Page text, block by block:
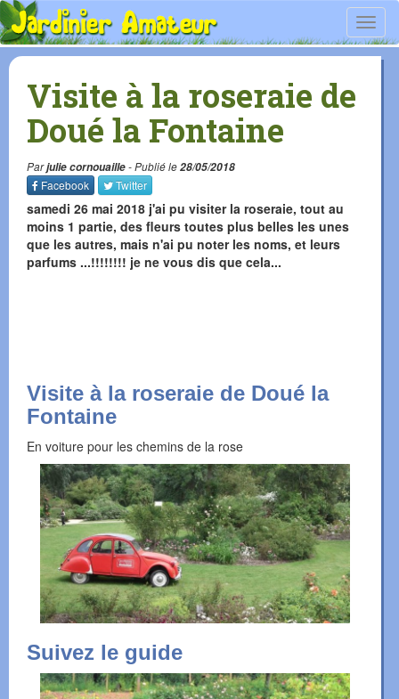
Visite à la roseraie de
Doué la Fontaine
Parjulie cornouaille- Publié le28/05/2018
Facebook
Twitter
samedi 26 mai 2018 j'ai pu visiter la roseraie, tout au
moins 1 partie, des fleurs toutes plus belles les unes
que les autres, mais n'ai pu noter les noms, et leurs
parfums ...!!!!!!!! je ne vous dis que cela...
Visite à la roseraie de Doué la
Fontaine
En voiture pour les chemins de la rose
Suivez le guide